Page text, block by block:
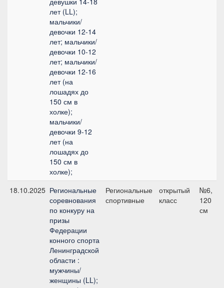
лет (LL);
мальчики/
девочки 12-14
лет; мальчики/
девочки 10-12
лет; мальчики/
девочки 12-16
лет (на
лошадях до
150 см в
холке);
мальчики/
девочки 9-12
лет (на
лошадях до
150 см в
холке);
18.10.2025 Региональные
соревнования
по конкуру на
призы
Федерации
конного спорта
Ленинградской
области :
мужчины/
женщины (LL);
Региональные
спортивные
открытый
класс
№6,
120
см